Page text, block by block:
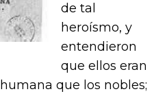
de tal
heroísmo, y
entendieron
que ellos eran
que los nobles;